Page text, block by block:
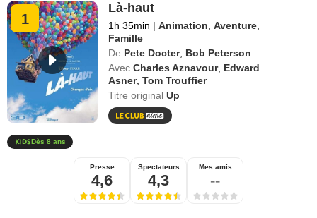
1
Là-haut
1h 35min | Animation ,Aventure
Famille
De Pete Docter, Bob Peterson
Avec Charles Aznavour, Edward
Asner,Tom Trouffier
Titre originalUp
Dès 8 ans
Presse
4,6
Spectateurs
4,3
Mes amis
--